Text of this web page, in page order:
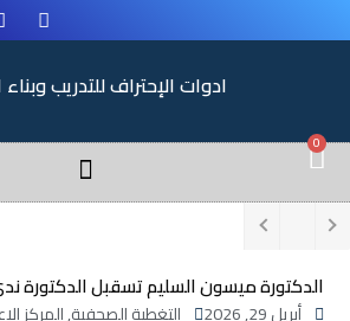
ادوات الإحتراف للتدريب
0
الدكتورة ميسون السليم تسقبل الدكتورة
أبريل 29, 2026 التغطية الصحفية,المركز